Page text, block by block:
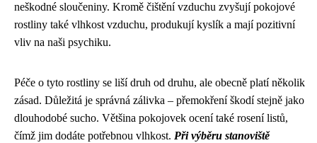
neškodné sloučeniny. Kromě čištění vzduchu zvyšují pokojové
rostliny také vlhkost vzduchu, produkují kyslík a mají pozitivní
vliv na naši psychiku.
Péče o tyto rostliny se liší druh od druhu, ale obecně platí několik
zásad. Důležitá je správná zálivka – přemokření škodí stejně jako
dlouhodobé sucho. Většina pokojovek ocení také rosení listů,
čímž jim dodáte potřebnou vlhkost. Při výběru stanoviště